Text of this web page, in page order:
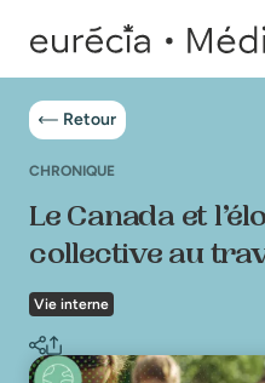
Retour
CHRONIQUE
Le Canada et
collective au
Vie interne